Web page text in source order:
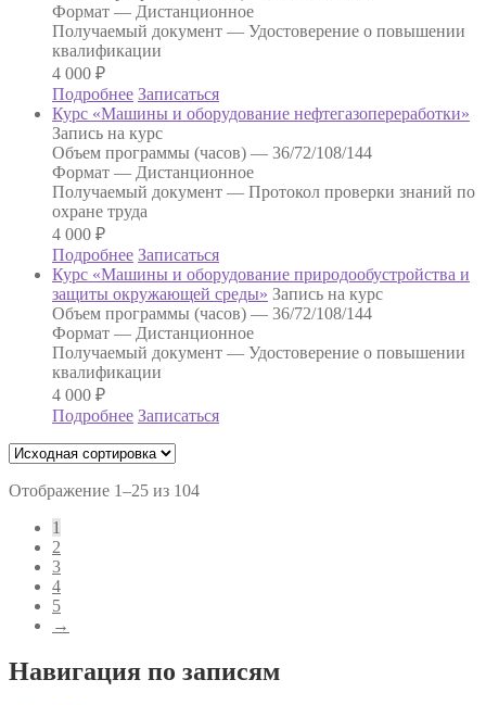
Формат — Дистанционное
Получаемый документ — Удостоверение о повышении
квалификации
4 000 ₽
Подробнее Записаться
Курс «Машины и оборудование нефтегазопереработки»
Запись на курс
Объем программы (часов) — 36/72/108/144
Формат — Дистанционное
Получаемый документ — Протокол проверки знаний по
охране труда
4 000 ₽
Подробнее Записаться
Курс «Машины и оборудование природообустройства и
защиты окружающей среды» Запись на курс
Объем программы (часов) — 36/72/108/144
Формат — Дистанционное
Получаемый документ — Удостоверение о повышении
квалификации
4 000 ₽
Подробнее Записаться
Отображение 1–25 из 104
1
2
3
4
5
→
Навигация по записям